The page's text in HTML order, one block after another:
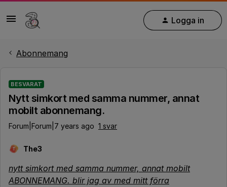
Logga in
Abonnemang
BESVARAT
Nytt simkort med samma nummer, annat
mobilt abonnemang.
Forum|Forum|7 years ago 1 svar
T The3
nytt simkort med samma nummer, annat mobilt
ABONNEMANG. blir jag av med mitt förra